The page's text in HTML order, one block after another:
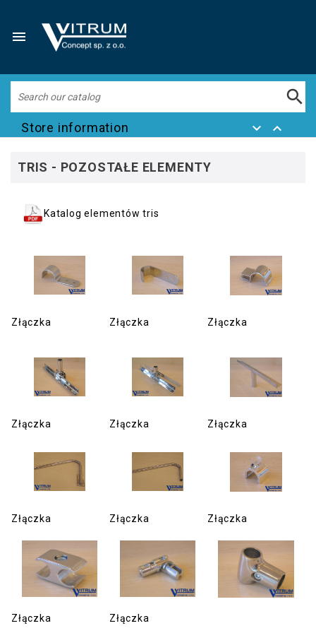


Store information  
TRIS - POZOSTAŁE ELEMENTY
Katalog elementów tris
Złączka Złączka Złączka
Złączka Złączka Złączka
Złączka Złączka Złączka
Złączka Złączka